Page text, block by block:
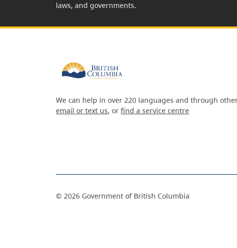
laws, and governments.
We can help in over 220 languages and through
email or text us, or find a service centre
© 2026 Government of British Columbia